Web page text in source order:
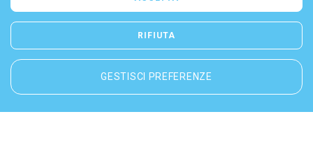
Contatti
Cookie policy-Privacy policy-Sitemap-Dichiarazione di accessibilità
digital agencygreenbubble
GESTISCI PREFERENZE
RIFIUTA